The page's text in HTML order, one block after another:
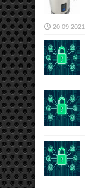
20.09.2021